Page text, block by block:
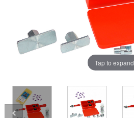
Tap to expand